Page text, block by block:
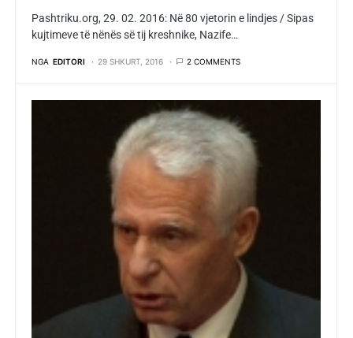
Pashtriku.org, 29. 02. 2016: Në 80 vjetorin e lindjes / Sipas
kujtimeve të nënës së tij kreshnike, Nazife…
NGA EDITORI 29 SHKURT, 2016 2 COMMENTS